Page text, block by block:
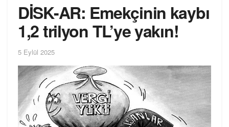
DİSK-AR: Emekçinin kaybı
1,2 trilyon TL’ye yakın!
5 Eylül 2025